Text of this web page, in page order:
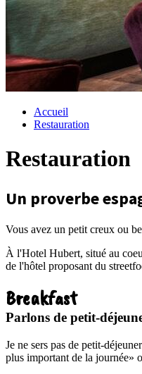
Accueil
Restauration
Restauration
Un proverbe
Vous avez un petit creux ou
À l'Hotel Hubert, situé au
de l'hôtel proposant du
Breakfast
Parlons de petit-
Je ne sers pas de petit-
plus important de la journée»